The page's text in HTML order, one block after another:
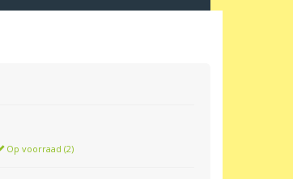
Op voorraad (2)